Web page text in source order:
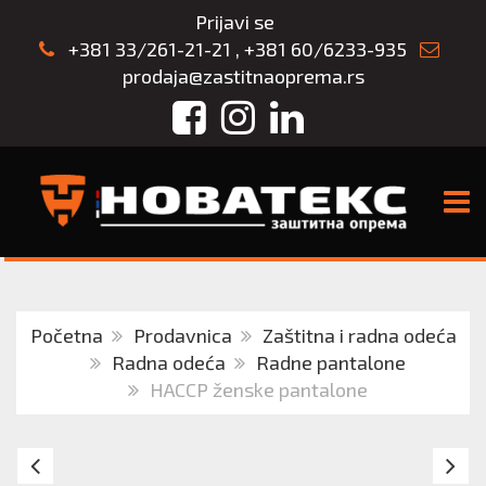
Prijavi se
+381 33/261-21-21 , +381 60/6233-935
prodaja@zastitnaoprema.rs
FacebookInstagram
LinkedIn
Početna Prodavnica
Zaštitna i radna odeća
Radna odeća
Radne pantalone
HACCP ženske pantalone
LMA